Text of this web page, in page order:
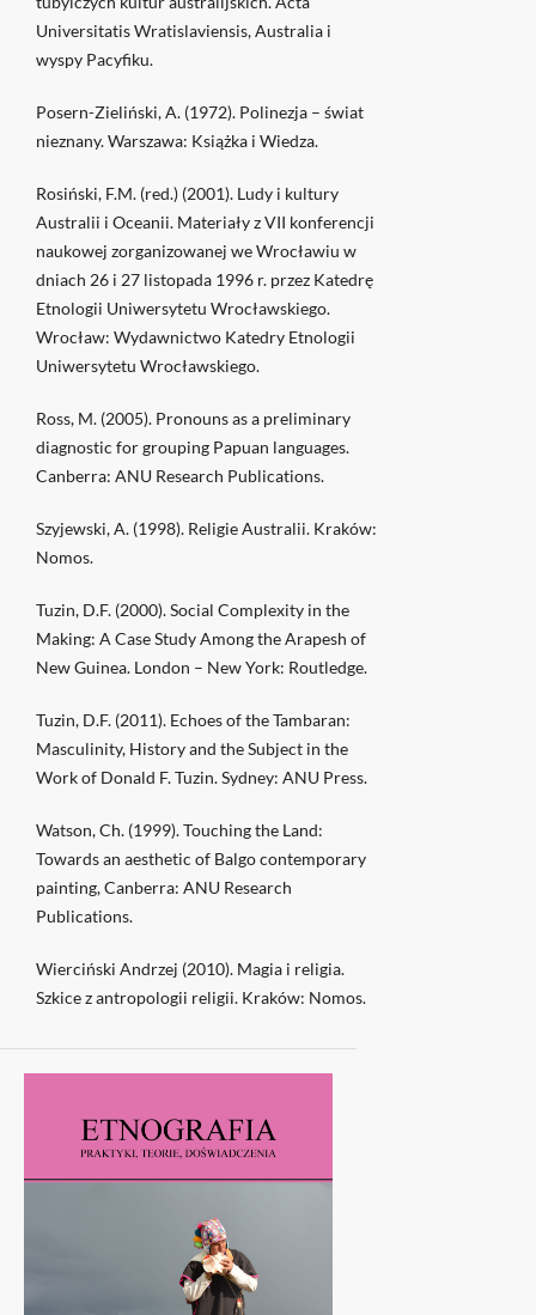
Universitatis Wratislaviensis, Australia i
wyspy Pacyfiku.
Posern-Zieliński, A. (1972). Polinezja – świat
nieznany. Warszawa: Książka i Wiedza.
Rosiński, F.M. (red.) (2001). Ludy i kultury
Australii i Oceanii. Materiały z VII konferencji
naukowej zorganizowanej we Wrocławiu w
dniach 26 i 27 listopada 1996 r. przez Katedrę
Etnologii Uniwersytetu Wrocławskiego.
Wrocław: Wydawnictwo Katedry Etnologii
Uniwersytetu Wrocławskiego.
Ross, M. (2005). Pronouns as a preliminary
diagnostic for grouping Papuan languages.
Canberra: ANU Research Publications.
Szyjewski, A. (1998). Religie Australii. Kraków:
Nomos.
Tuzin, D.F. (2000). Social Complexity in the
Making: A Case Study Among the Arapesh of
New Guinea. London – New York: Routledge.
Tuzin, D.F. (2011). Echoes of the Tambaran:
Masculinity, History and the Subject in the
Work of Donald F. Tuzin. Sydney: ANU Press.
Watson, Ch. (1999). Touching the Land:
Towards an aesthetic of Balgo contemporary
painting, Canberra: ANU Research
Publications.
Wierciński Andrzej (2010). Magia i religia.
Szkice z antropologii religii. Kraków: Nomos.